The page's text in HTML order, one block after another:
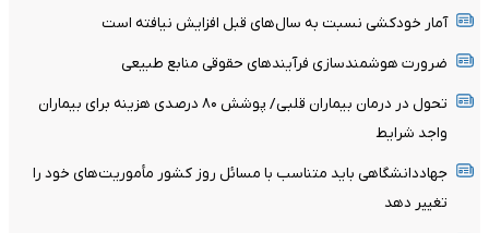
آمار خودکشی نسبت به سال‌های قبل افزایش نیافته است
ضرورت هوشمندسازی فرآیندهای حقوقی منابع طبیعی
تحول در درمان بیماران قلبی/ پوشش ۸۰ درصدی هزینه برای بیماران
واجد شرایط
جهاددانشگاهی باید متناسب با مسائل روز کشور مأموریت‌های خود را
تغییر دهد